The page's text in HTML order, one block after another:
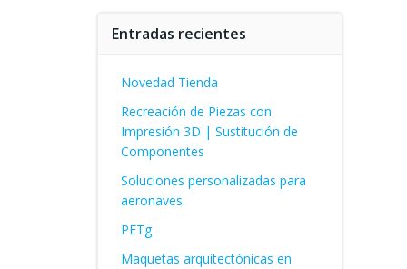
Entradas recientes
Novedad Tienda
Recreación de Piezas con
Impresión 3D | Sustitución de
Componentes
Soluciones personalizadas para
aeronaves.
PETg
Maquetas arquitectónicas en